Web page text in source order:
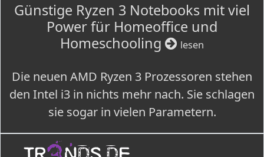
Günstige Ryzen 3 Notebooks mit viel
Power für Homeoffice und
Homeschooling
lesen
Die neuen AMD Ryzen 3 Prozessoren stehen
den Intel i3 in nichts mehr nach. Sie schlagen
sie sogar in vielen Parametern.